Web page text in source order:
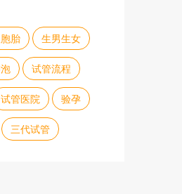
胎 生男生女
试管流程
试管医院 验孕
三代试管